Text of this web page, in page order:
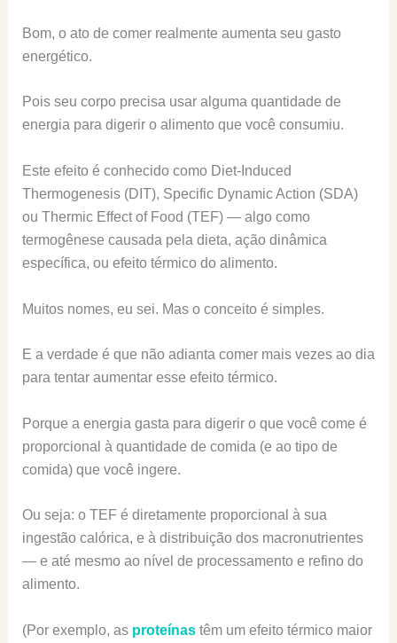
Bom, o ato de comer realmente aumenta seu gasto
energético.
Pois seu corpo precisa usar alguma quantidade de
energia para digerir o alimento que você consumiu.
Este efeito é conhecido como Diet-Induced
Thermogenesis (DIT), Specific Dynamic Action (SDA)
ou Thermic Effect of Food (TEF) — algo como
termogênese causada pela dieta, ação dinâmica
específica, ou efeito térmico do alimento.
Muitos nomes, eu sei. Mas o conceito é simples.
E a verdade é que não adianta comer mais vezes ao dia
para tentar aumentar esse efeito térmico.
Porque a energia gasta para digerir o que você come é
proporcional à quantidade de comida (e ao tipo de
comida) que você ingere.
Ou seja: o TEF é diretamente proporcional à sua
ingestão calórica, e à distribuição dos macronutrientes
— e até mesmo ao nível de processamento e refino do
alimento.
(Por exemplo, as proteínastêm um efeito térmico maior